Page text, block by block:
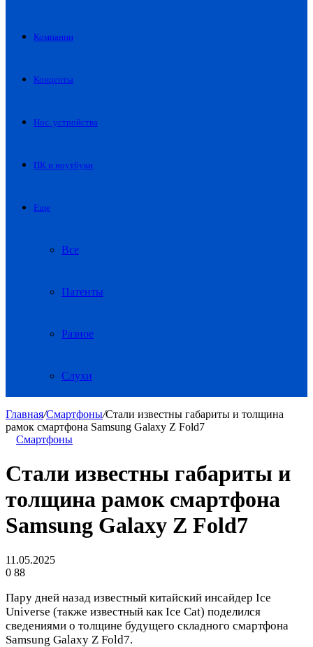
Компании
Концепты
Нос. устройства
ПК и ноутбуки
Еще
Все
Патенты
Разное
Слухи
Главная/Смартфоны/Стали известны габариты и толщина
рамок смартфона Samsung Galaxy Z Fold7
Смартфоны
Стали известны габариты и
толщина рамок смартфона
Samsung Galaxy Z Fold7
11.05.2025
0 88
Пару дней назад известный китайский инсайдер Ice
Universe (также известный как Ice Cat) поделился
сведениями о толщине будущего складного смартфона
Samsung Galaxy Z Fold7.